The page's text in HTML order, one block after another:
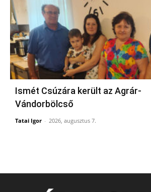
Ismét Csúzára került az Agrár-
Vándorbölcső
Tatai Igor - 2026, augusztus 7.